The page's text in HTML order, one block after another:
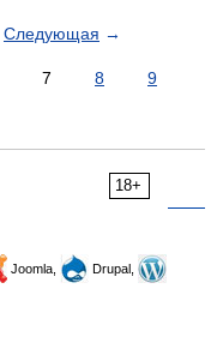
Следующая →
7 8
9
18+
Joomla,
Drupal,